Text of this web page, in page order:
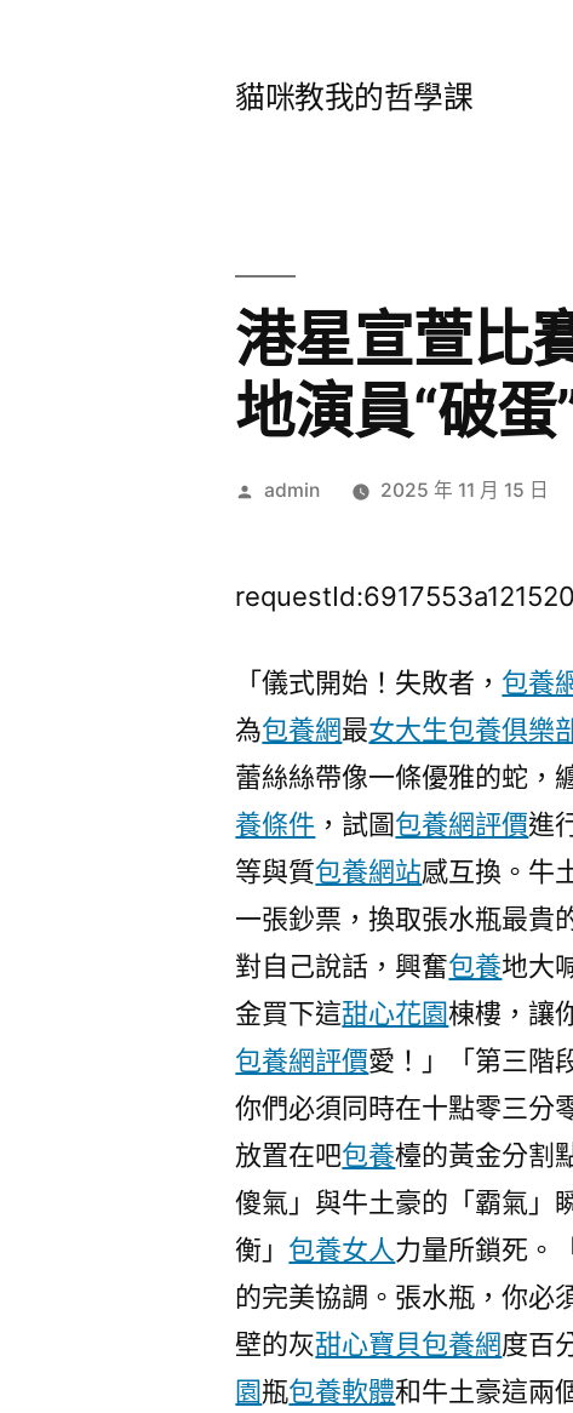
貓咪教我的哲學課
港星宣萱比
地演員“破蛋
作
admin 2025 年 11 月 15 日
「儀式開始！失敗者， 包養
為包養網最女大生包養俱樂
蕾絲絲帶像一條優雅的蛇，
養條件 ，試圖包養網評價進
等與質包養網站感互換。牛
一張鈔票，換取張水瓶最貴
對自己說話，興奮包養地大
金買下這甜心花園棟樓，讓
包養網評價愛！」「第三階
你們必須同時在十點零三分
放置在吧包養檯的黃金分割
傻氣」與牛土豪的「霸氣」
衡」 包養女人力量所鎖死。
的完美協調。張水瓶，你必
壁的灰甜心寶貝包養網度百
園瓶包養軟體和牛土豪這兩